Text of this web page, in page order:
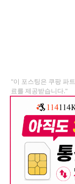
"이 포스팅은 쿠팡 파
료를 제공받습니다."